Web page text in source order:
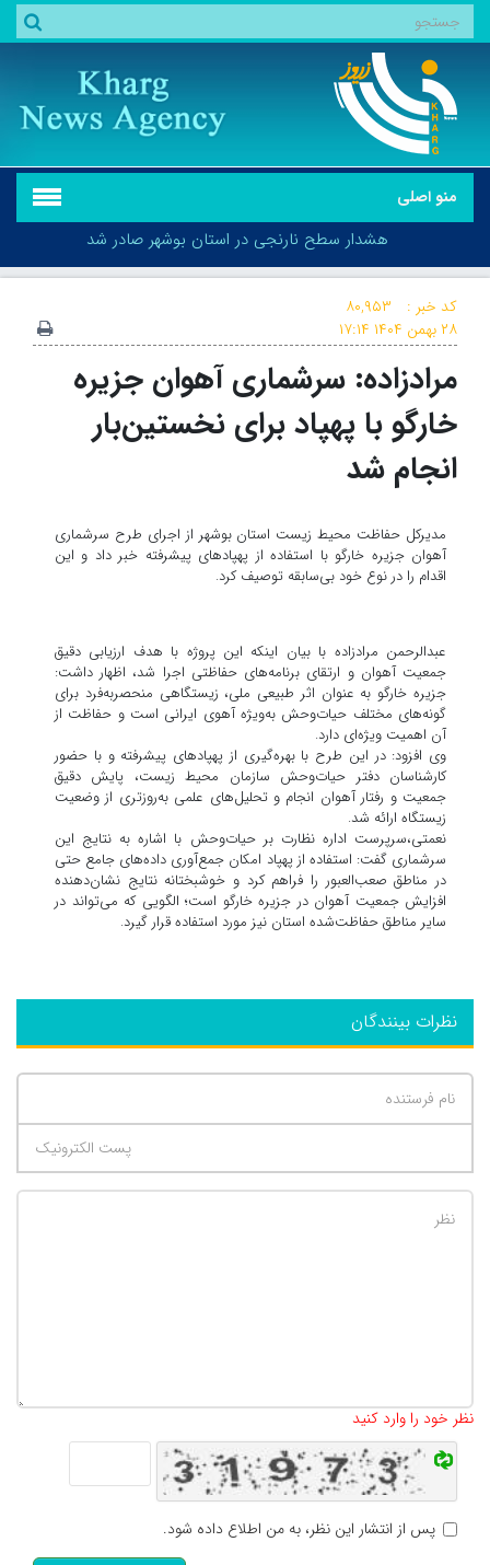
منو اصلی
هشدار سطح نارنجی در استان بوشهر صادر شد
هشدار سطح نارنجی در استان بوشهر صادر شد
کد خبر :
۸۰,۹۵۳
۲۸ بهمن ۱۴۰۴
۱۷:۱۴
مرادزاده: سرشماری آهوان جزیره
خارگو با پهپاد برای نخستین‌بار
انجام شد
مدیرکل حفاظت محیط زیست استان بوشهر از اجرای طرح سرشماری
آهوان جزیره خارگو با استفاده از پهپادهای پیشرفته خبر داد و این
اقدام را در نوع خود بی‌سابقه توصیف کرد.
عبدالرحمن مرادزاده با بیان اینکه این پروژه با هدف ارزیابی دقیق
جمعیت آهوان و ارتقای برنامه‌های حفاظتی اجرا شد، اظهار داشت:
جزیره خارگو به عنوان اثر طبیعی ملی، زیستگاهی منحصربه‌فرد برای
گونه‌های مختلف حیات‌وحش به‌ویژه آهوی ایرانی است و حفاظت از
آن اهمیت ویژه‌ای دارد.
وی افزود: در این طرح با بهره‌گیری از پهپادهای پیشرفته و با حضور
کارشناسان دفتر حیات‌وحش سازمان محیط زیست، پایش دقیق
جمعیت و رفتار آهوان انجام و تحلیل‌های علمی به‌روزتری از وضعیت
زیستگاه ارائه شد.
نعمتی،سرپرست اداره نظارت بر حیات‌وحش با اشاره به نتایج این
سرشماری گفت: استفاده از پهپاد امکان جمع‌آوری داده‌های جامع حتی
در مناطق صعب‌العبور را فراهم کرد و خوشبختانه نتایج نشان‌دهنده
افزایش جمعیت آهوان در جزیره خارگو است؛ الگویی که می‌تواند در
سایر مناطق حفاظت‌شده استان نیز مورد استفاده قرار گیرد.
نظرات بینندگان
نظر خود را وارد کنید
پس از انتشار این نظر، به من اطلاع داده شود.